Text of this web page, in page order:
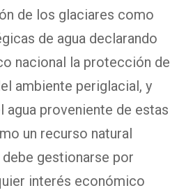
de los glaciares como
de agua declarando
nacional la protección de
ambiente periglacial, y
agua proveniente de estas
un recurso natural
gestionarse por
interés económico